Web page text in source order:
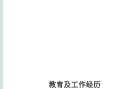
教育及工作经历